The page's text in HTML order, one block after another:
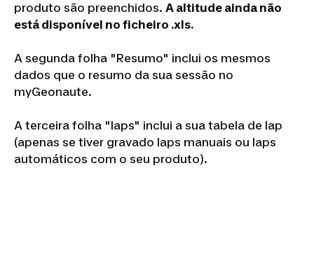
produto são preenchidos. A altitude ainda não
está disponível no ficheiro .xls.
A segunda folha "Resumo" inclui os mesmos
dados que o resumo da sua sessão no
myGeonaute.
A terceira folha "laps" inclui a sua tabela de lap
(apenas se tiver gravado laps manuais ou laps
automáticos com o seu produto).